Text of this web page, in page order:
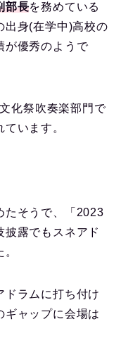
部長を務めている
出身(在学中)高校の
が優秀のようで
化祭吹奏楽部門で
います。
たそうで、「2023
披露でもスネアド
ドラムに打ち付け
ギャップに会場は